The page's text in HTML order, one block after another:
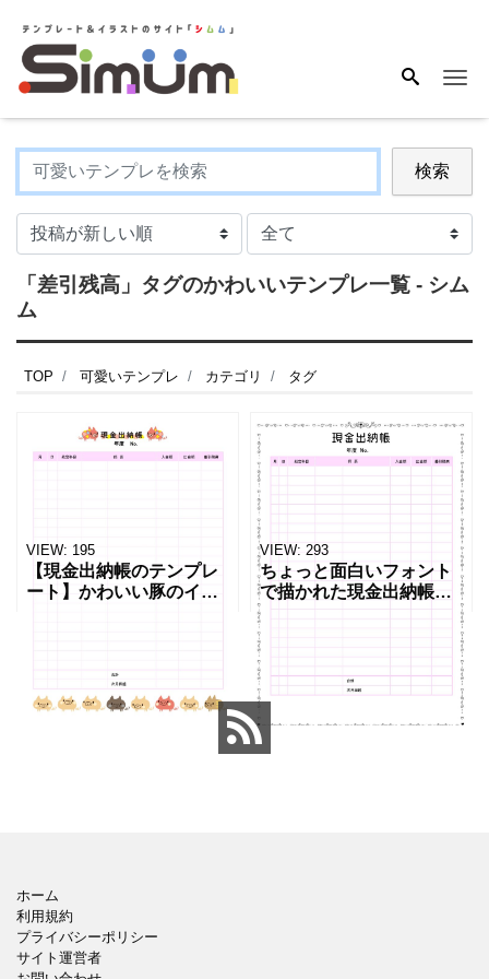
検索
「差引残高」タグのかわいいテンプレ一覧 - シム
ム
TOP 可愛いテンプレ カテゴリ タグ
VIEW: 195
【現金出納帳のテンプレ
ート】かわいい豚のイラ
目で、日付、勘定科目、
摘要、入金額、出金額、
差引
VIEW: 293
ちょっと面白いフォント
で描かれた現金出納帳の
テンプレートです。一般
的な書式に飾り枠が付い
た華やかなデザイン。個
人経営・個人事業主の方
におすすめします。 月
ホーム
利用規約
プライバシーポリシー
サイト運営者